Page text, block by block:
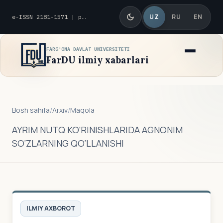
e-ISSN 2181-1571 | p-ISSN 2010-8419 UZ RU EN
FARG'ONA DAVLAT UNIVERSITETI
FarDU ilmiy xabarlari
Bosh sahifa/Arxiv/Maqola
AYRIM NUTQ KO‘RINISHLARIDA AGNONIM
SO‘ZLARNING QO‘LLANISHI
ILMIY AXBOROT